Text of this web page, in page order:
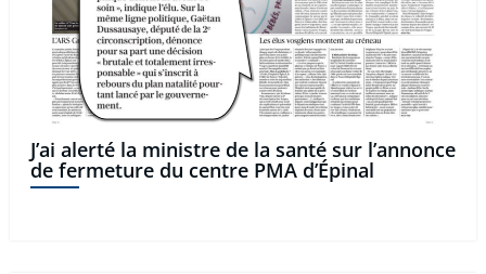
J’ai alerté la ministre de la santé sur l’annonce
de fermeture du centre PMA d’Épinal